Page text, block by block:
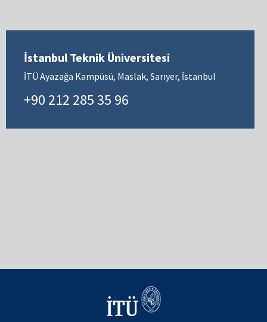
İstanbul Teknik Üniversitesi
İTÜ Ayazağa Kampüsü, Maslak, Sarıyer, İstanbul
+90 212 285 35 96